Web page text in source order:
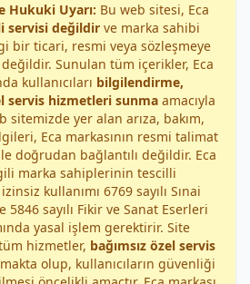
Hukuki Uyarı: Bu web sitesi, Eca
servisi değildirve marka sahibi
bir ticari, resmi veya sözleşmeye
Sunulan tüm içerikler, Eca
kullanıcıları bilgilendirme,
servis hizmetleri sunma amacıyla
sitemizde yer alan arıza, bakım,
Eca markasının resmi talimat
doğrudan bağlantılı değildir. Eca
marka sahiplerinin tescilli
kullanımı 6769 sayılı Sınai
sayılı Fikir ve Sanat Eserleri
yasal işlem gerektirir. Site
hizmetler, bağımsız özel servis
olup, kullanıcıların güvenliği